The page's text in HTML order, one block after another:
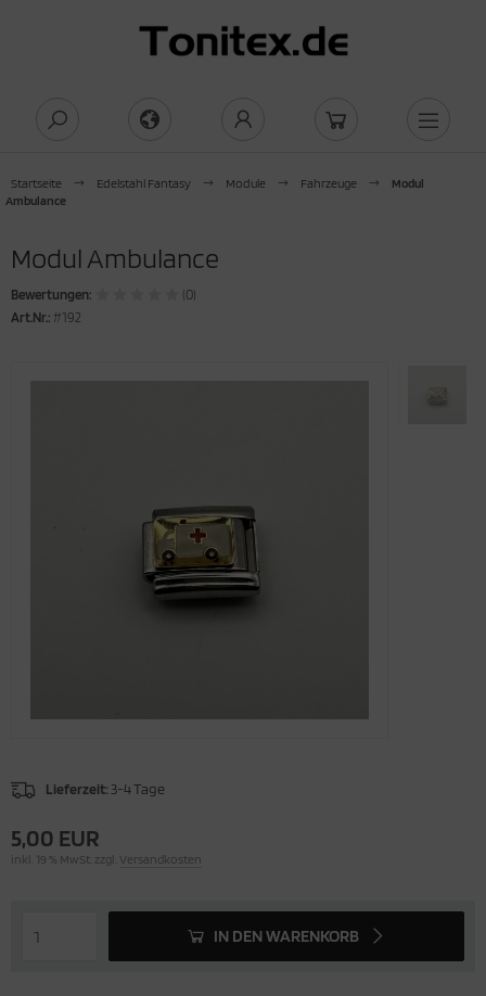
Startseite Edelstahl Fantasy Module Fahrzeuge
Modul
Ambulance
Modul Ambulance
Bewertungen:
(0)
Art.Nr.: #192
Lieferzeit: 3-4 Tage
5,00 EUR
inkl. 19 % MwSt. zzgl. Versandkosten
IN DEN WARENKORB